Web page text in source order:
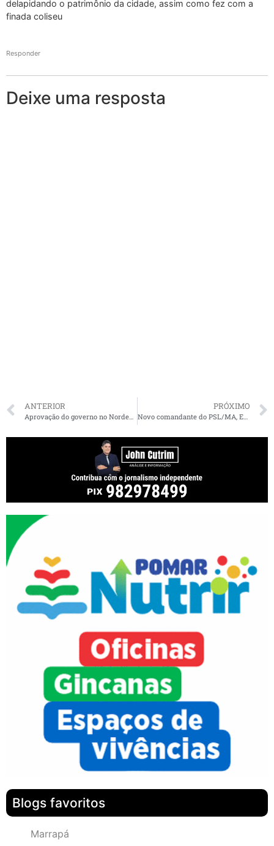
delapidando o patrimônio da cidade, assim como fez com a
finada coliseu
Responder
Deixe uma resposta
ANTERIOR
Aprovação do governo no Nordeste cai depois de viagens de Bolsonaro
PRÓXIMO
Novo comandante do PSL/MA, Edinho Lobão diz que aliança do partido com Neto Evangelista é indissolúvel
Blogs favoritos
Marrapá